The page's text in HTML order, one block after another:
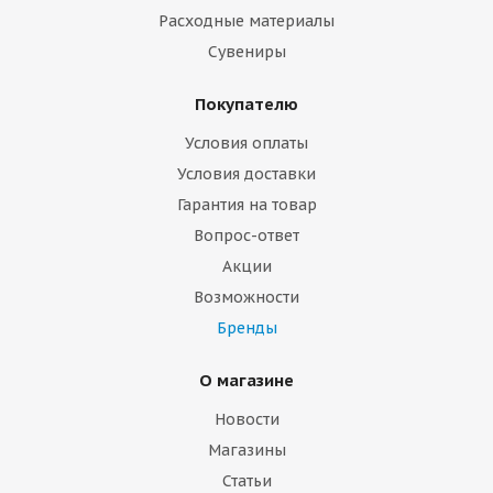
Расходные материалы
Сувениры
Покупателю
Условия оплаты
Условия доставки
Гарантия на товар
Вопрос-ответ
Акции
Возможности
Бренды
О магазине
Новости
Магазины
Статьи